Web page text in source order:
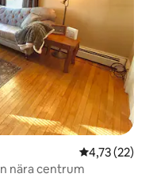
4,73 av 5 i
4,73 (22)
nära centrum